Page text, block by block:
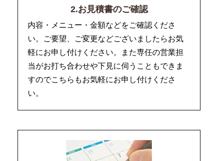
2.お見積書のご確認
内容・メニュー・金額などをご確認くださ
い。ご要望、ご変更などございましたらお気
軽にお申し付けください。また専任の営業担
当がお打ち合わせや下見に伺うこともできま
すのでこちらもお気軽にお申し付けくださ
い。